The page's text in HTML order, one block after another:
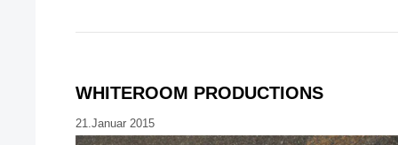
WHITEROOM PRODUCTIONS
21.Januar 2015